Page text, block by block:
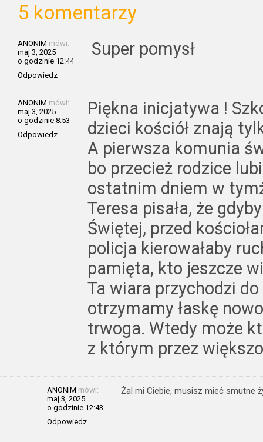
5 komentarzy
ANONIM mówi:
maj 3, 2025
o godzinie 12:44
Odpowiedz
Super pomysł
ANONIM mówi:
maj 3, 2025
o godzinie 8:53
Odpowiedz
Piękna inicjatywa !
dzieci kościół znają
A pierwsza komunia
bo przecież rodzice
ostatnim dniem w
Teresa pisała, że
Świętej, przed
policja kierowałaby
pamięta, kto jeszcze
Ta wiara przychodzi
otrzymamy łaskę
trwoga. Wtedy może
z którym przez
ANONIM mówi:
maj 3, 2025
o godzinie 12:43
Odpowiedz
Żal mi Ciebie, musisz mieć smutne